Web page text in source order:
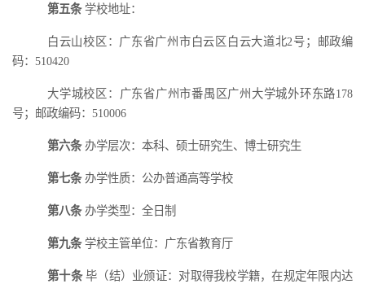
第五条 学校地址：
白云山校区：广东省广州市白云区白云大道北2号；邮政编
码：510420
大学城校区：广东省广州市番禺区广州大学城外环东路178
号；邮政编码：510006
第六条 办学层次：本科、硕士研究生、博士研究生
第七条 办学性质：公办普通高等学校
第八条 办学类型：全日制
第九条 学校主管单位：广东省教育厅
第十条 毕 （结）业颁证：对取得我校学籍，在规定年限内达